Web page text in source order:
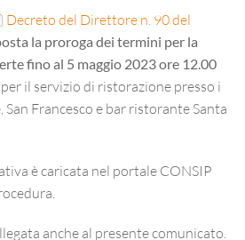
Decreto del Direttore n. 90 del
la proroga dei termini per la
fino al 5 maggio 2023 ore 12.00
il servizio di ristorazione presso i
Francesco e bar ristorante Santa
è caricata nel portale CONSIP
anche al presente comunicato.